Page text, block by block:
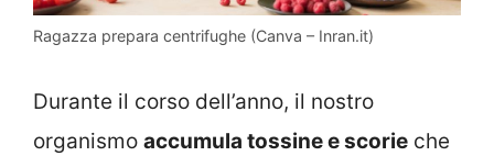
Ragazza prepara centrifughe (Canva – Inran.it)
Durante il corso dell’anno, il nostro
organismo accumula tossine e scorie che